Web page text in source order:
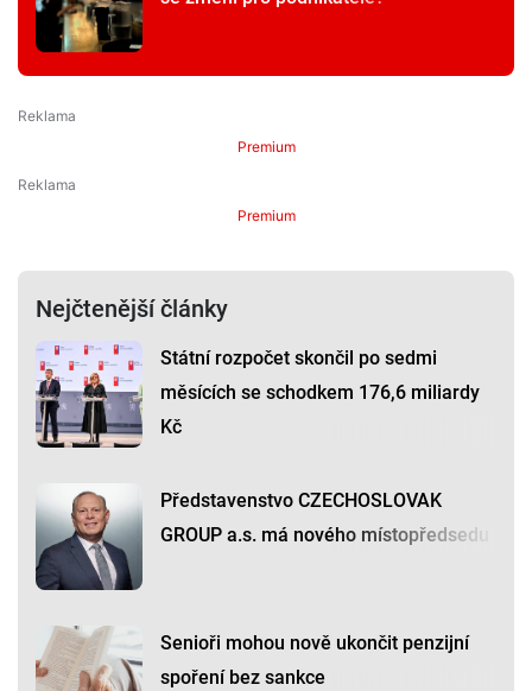
Premium
Premium
Nejčtenější články
Státní rozpočet skončil po sedmi
měsících se schodkem 176,6 miliardy
Kč
Představenstvo CZECHOSLOVAK
GROUP a.s. má nového místopředsedu
Senioři mohou nově ukončit penzijní
spoření bez sankce